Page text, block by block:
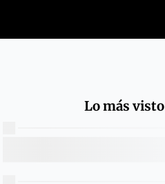
Lo más visto